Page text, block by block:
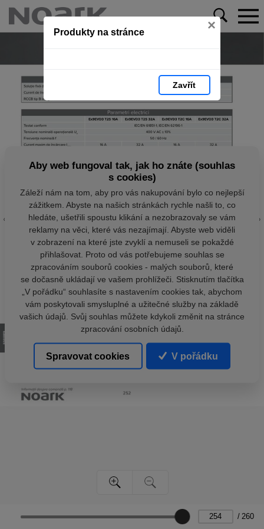
Produkty na stránce ×
Zavřít
/ 260
Aby web fungoval tak, jak ho znáte (souhlas
s cookies)
Záleží nám na tom, aby pro vás nakupování bylo co nejlepší
zážitkem. Abyste na našich stránkách rychle našli to, co
hledáte, ušetřili spoustu klikání a nezobrazovaly se vám
reklamy na věci, které vás nezajímají. Abyste web viděli
v zobrazení na které jste zvyklí a nemuseli se pokaždé
přihlašovat. Proto od vás potřebujeme souhlas se
zpracováním souborů cookies - malých souborů, které
se dočasně ukládají ve vašem prohlížeči. Stisknutím tlačítka
„V pořádku“ souhlasíte s nastavením cookies tak, abychom
vám poskytovali smysluplné a užitečné služby na základě
vašich údajů. Svůj souhlas můžete kdykoli změnit na stránce
zpracování osobních údajů.
Spravovat cookies V pořádku